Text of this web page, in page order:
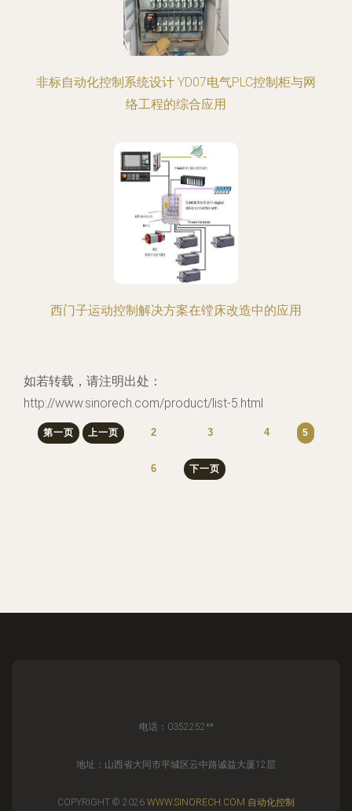
非标自动化控制系统设计 YD07电气PLC控制柜与网
络工程的综合应用
西门子运动控制解决方案在镗床改造中的应用
如若转载，请注明出处：
http://www.sinorech.com/product/list-5.html
第一页 上一页 2 3 4 5
6 下一页
电话：0352252**
地址：山西省大同市平城区云中路诚益大厦12层
COPYRIGHT © 2026 WWW.SINORECH.COM 自动化控制